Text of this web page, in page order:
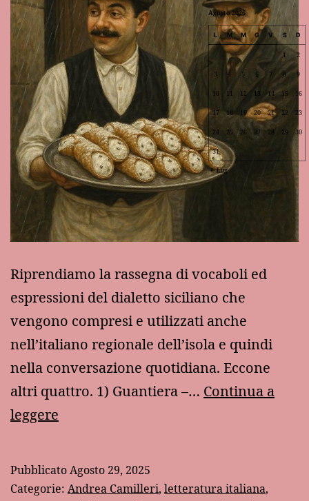
Riprendiamo la rassegna di vocaboli ed
espressioni del dialetto siciliano che
vengono compresi e utilizzati anche
nell’italiano regionale dell’isola e quindi
nella conversazione quotidiana. Eccone
altri quattro. 1) Guantiera –… Continua a
leggere
siculo-
PubblicatoAgosto 29, 2025
Categorie: Andrea Camilleri, letteratura italiana,
Agosto 2026
L M M G V S D
1 2
3 4 5 6 7 8 9
10 11 12 13 14 15 16
17 18 19 20 21 22 23
24 25 26 27 28 29 30
31
Lug